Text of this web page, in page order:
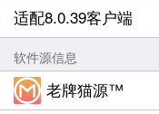
适配8.0.39客户端
软件源信息
老牌猫源™